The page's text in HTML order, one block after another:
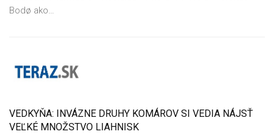
Bodø ako…
VEDKYŇA: INVÁZNE DRUHY KOMÁROV SI VEDIA NÁJSŤ
VEĽKÉ MNOŽSTVO LIAHNISK